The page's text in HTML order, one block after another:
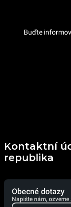
Buďte
Kontaktní
republika
Obecné dotazy
Napište nám, ozveme